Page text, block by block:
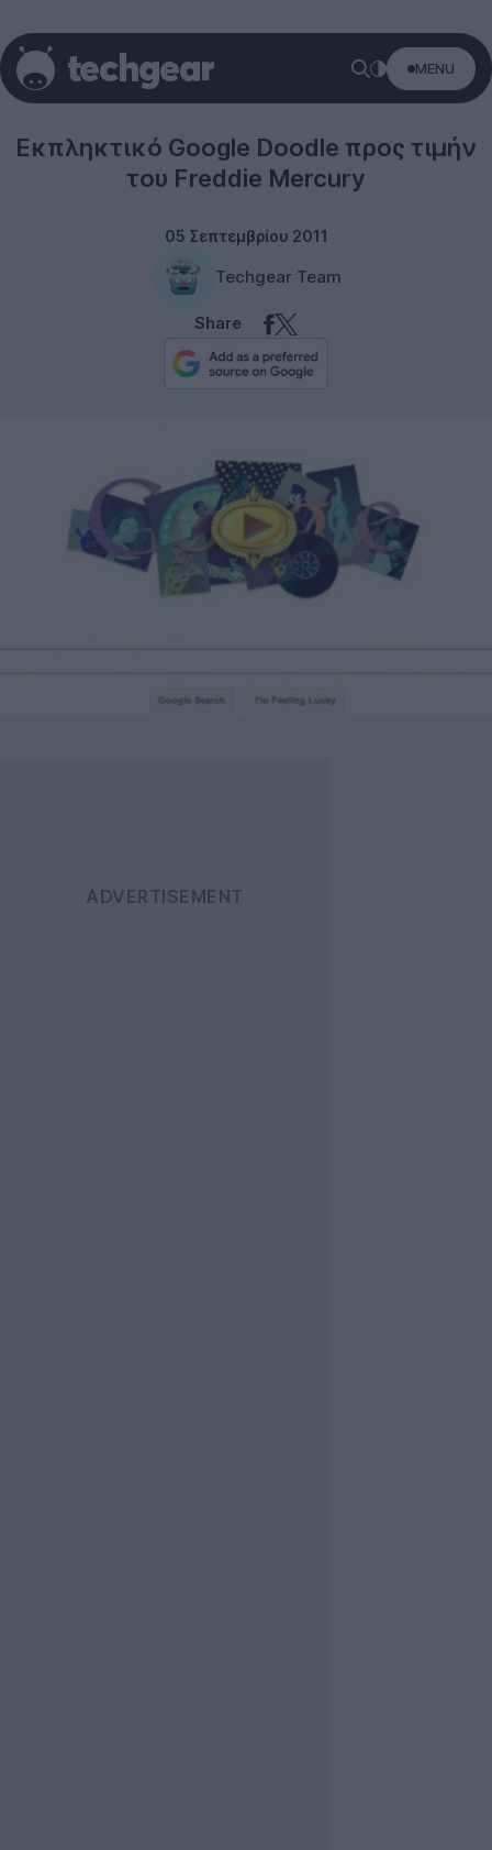
MENU
Εκπληκτικό Google Doodle προς τιμήν
του Freddie Mercury
05 Σεπτεμβρίου 2011
Techgear Team
Share